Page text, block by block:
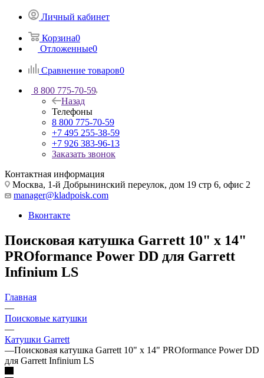
Личный кабинет
Корзина0
Отложенные0
Сравнение товаров0
8 800 775-70-59
Назад
Телефоны
8 800 775-70-59
+7 495 255-38-59
+7 926 383-96-13
Заказать звонок
Контактная информация
Москва, 1-й Добрынинский переулок, дом 19 стр 6, офис 2
manager@kladpoisk.com
Вконтакте
Поисковая катушка Garrett 10" x 14"
PROformance Power DD для Garrett
Infinium LS
Главная
—
Поисковые катушки
—
Катушки Garrett
—Поисковая катушка Garrett 10" x 14" PROformance Power DD
для Garrett Infinium LS